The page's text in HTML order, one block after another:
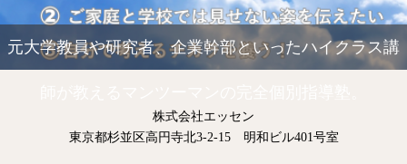
元大学教員や研究者、企業幹部といったハイクラス講
株式会社エッセン
東京都杉並区高円寺北3-2-15 明和ビル401号室